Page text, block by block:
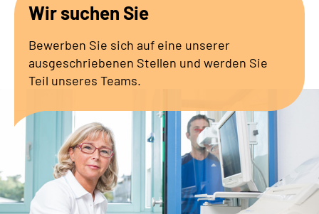
Ihre Reha
Krankheitsbilder
Karriere
Erweiterte Suche
Leichte Sprache
Wir suchen Sie
Bewerben Sie sich auf eine unserer
ausgeschriebenen Stellen und werden Sie
Teil unseres Teams.